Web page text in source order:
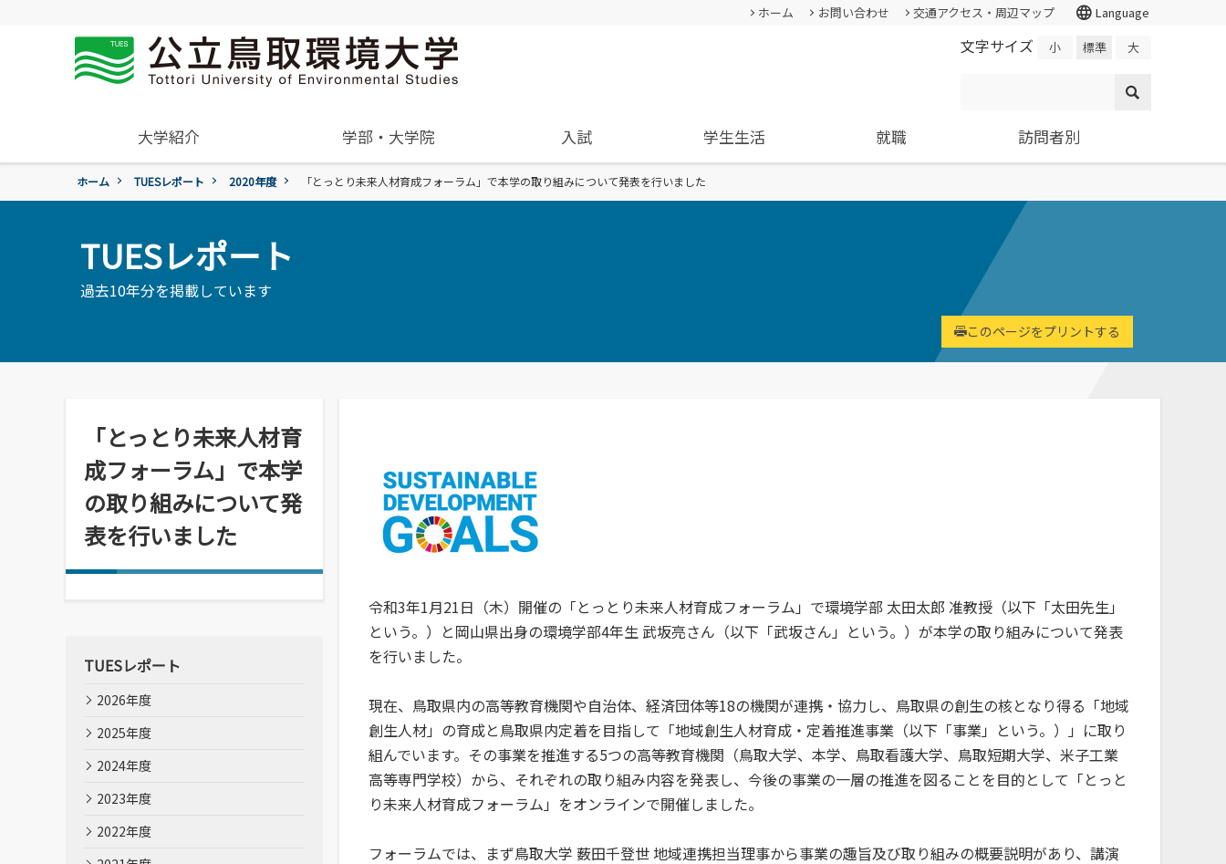
ホーム お問い合わせ 交通アクセス・周辺マップ language Language
文字サイズ 小 標準 大
大学紹介
概要 基本情報
学章、シンボルマーク
国際交流センター
環境問題･環境教育への取り組み
寄附金申込みのご案内
情報メディアセンター
(図書館)
情報メディアセンター(図書館)のご
案内です。
学部・大学院
学年暦 成績評価・卒業認定・学位
環境学部
環境学科
地域と関りながら環境問
高度専門職業人を養成
入試
入試過去問題の公開 過去の入試結果
令和9年度入試 進学相談会
全国各地おこなっている進学相談
会の会場、日程についてご案内
学生生活
学生住居 通学等
アルバイトの紹介
各団体の活動を紹介します。 学費、入学料についてご案内
国の教育ローン、提携教育
ローン等
国の教育ローンと提携教育ローン
就職
就職活動について 就職･進学実績
訪問者別
受験生 卒業生
ホーム TUESレポート 2020年度 「とっとり未来人材育成フォーラム」で本学の取り組みについて発表を行いました
TUESレポート
過去10年分を掲載しています
このページをプリントする
「とっとり未来人材育
成フォーラム」で本学
の取り組みについて発
表を行いました
令和3年1月21日（木）開催の「とっとり未来人材育成フォーラム」で環境学部 太田太郎 准教授（以下「太田先生」
という。）と岡山県出身の環境学部4年生 武坂亮さん（以下「武坂さん」という。）が本学の取り組みについて発表
を行いました。
現在、鳥取県内の高等教育機関や自治体、経済団体等18の機関が連携・協力し、鳥取県の創生の核となり得る「地域
創生人材」の育成と鳥取県内定着を目指して「地域創生人材育成・定着推進事業（以下「事業」という。）」に取り
組んでいます。その事業を推進する5つの高等教育機関（鳥取大学、本学、鳥取看護大学、鳥取短期大学、米子工業
高等専門学校）から、それぞれの取り組み内容を発表し、今後の事業の一層の推進を図ることを目的として「とっと
り未来人材育成フォーラム」をオンラインで開催しました。
フォーラムでは、まず鳥取大学 薮田千登世 地域連携担当理事から事業の趣旨及び取り組みの概要説明があり、講演
TUESレポート
2026年度
2025年度
2024年度
2023年度
2022年度